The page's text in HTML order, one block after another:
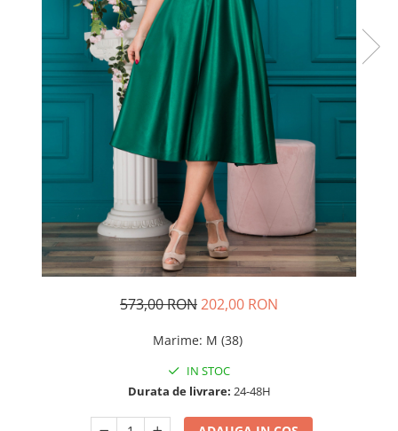
Rochii din dantela
Rochii din tafta
Rochii cu paiete
Rochii din tul
Rochii din catifea
Rochii din Barbie/Bistrech
Rochii cu imprimeu
573,00 RON202,00 RON
Marime: M (38)
IN STOC
Durata de livrare: 24-48H